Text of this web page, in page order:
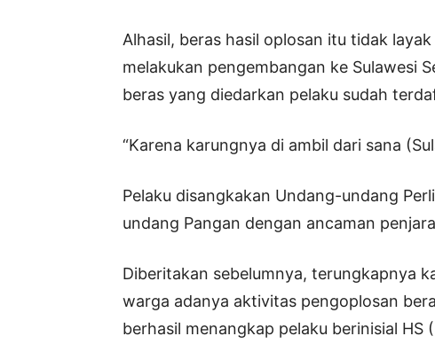
Alhasil, beras hasil oplosan itu tidak
melakukan pengembangan ke Sulawesi
beras yang diedarkan pelaku sudah
“Karena karungnya di ambil dari sana
Pelaku disangkakan Undang-undang
undang Pangan dengan ancaman
Diberitakan sebelumnya, terungkapnya
warga adanya aktivitas pengoplosan
berhasil menangkap pelaku berinisial HS